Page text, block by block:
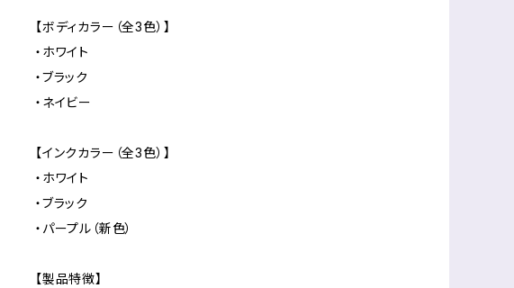
【ボディカラー（全3色）】
・ホワイト
・ブラック
・ネイビー
【インクカラー（全3色）】
・ホワイト
・ブラック
・パープル（新色）
【製品特徴】